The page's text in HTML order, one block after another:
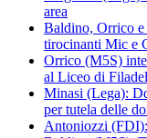
area
Baldino, Orrico e
tirocinanti Mic e
Orrico (M5S)
al Liceo di
Minasi (Lega):
per tutela delle
Antoniozzi